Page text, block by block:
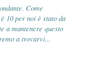
Come
10 per noi è stato da
a mantenere questo
a trovarvi...